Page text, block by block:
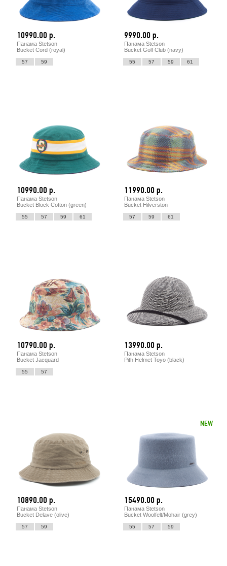
10990.00 р.
Панама Stetson
Bucket Cord (royal)
57 59
9990.00 р.
Панама Stetson
Bucket Golf Club (navy)
55 57 59 61
10990.00 р.
Панама Stetson
Bucket Block Cotton (green)
55 57 59 61
11990.00 р.
Панама Stetson
Bucket Hilverston
57 59 61
10790.00 р.
Панама Stetson
Bucket Jacquard
55 57
13990.00 р.
Панама Stetson
Pith Helmet Toyo (black)
10890.00 р.
Панама Stetson
Bucket Delave (olive)
57 59
15490.00 р.
Панама Stetson
Bucket Woolfelt/Mohair (grey)
NEW
55 57 59